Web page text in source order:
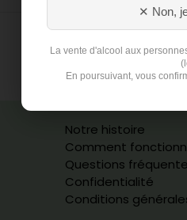
Notre histoire
Comment
Questions
Confidentialité
Conditions
✕ Non,
La vente d'alcool aux
En poursuivant, vous